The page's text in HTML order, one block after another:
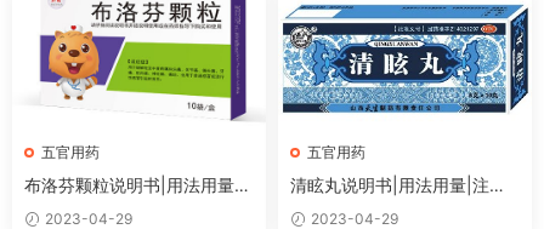
五官用药
布洛芬颗粒说明书|用法用量|
注意事项
2023-04-29
五官用药
清眩丸说明书|用法用量|注意
事项2023-04-29